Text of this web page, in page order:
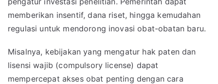
memberikan insentif, dana riset, hingga kemudahan
regulasi untuk mendorong inovasi obat-obatan baru.
Misalnya, kebijakan yang mengatur hak paten dan
lisensi wajib (compulsory license) dapat
mempercepat akses obat penting dengan cara